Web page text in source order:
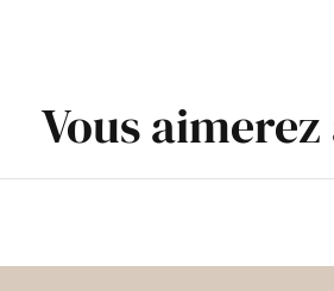
Vous aimerez